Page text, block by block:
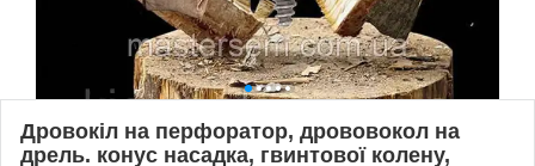
Дровокіл на перфоратор, дрововокол на
дрель. конус насадка, гвинтової колену,